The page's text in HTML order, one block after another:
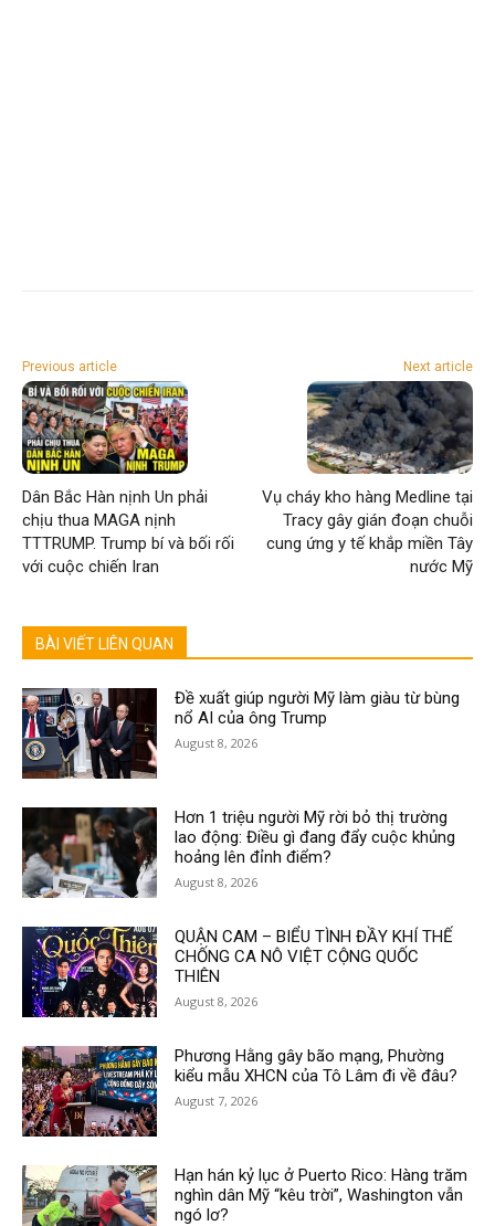
Previous article
Dân Bắc Hàn nịnh Un phải
chịu thua MAGA nịnh
TTTRUMP. Trump bí và bối rối
với cuộc chiến Iran
Next article
Vụ cháy kho hàng Medline tại
Tracy gây gián đoạn chuỗi
cung ứng y tế khắp miền Tây
nước Mỹ
BÀI VIẾT LIÊN QUAN
Đề xuất giúp người Mỹ làm giàu từ bùng
nổ AI của ông Trump
August 8, 2026
Hơn 1 triệu người Mỹ rời bỏ thị trường
lao động: Điều gì đang đẩy cuộc khủng
hoảng lên đỉnh điểm?
August 8, 2026
QUẬN CAM – BIỂU TÌNH ĐẦY KHÍ THẾ
CHỐNG CA NÔ VIỆT CỘNG QUỐC
THIÊN
August 8, 2026
Phương Hằng gây bão mạng, Phường
kiểu mẫu XHCN của Tô Lâm đi về đâu?
August 7, 2026
Hạn hán kỷ lục ở Puerto Rico: Hàng trăm
nghìn dân Mỹ “kêu trời”, Washington vẫn
ngó lơ?